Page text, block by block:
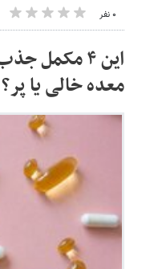
۰ نفر
معده خالی یا پر؟